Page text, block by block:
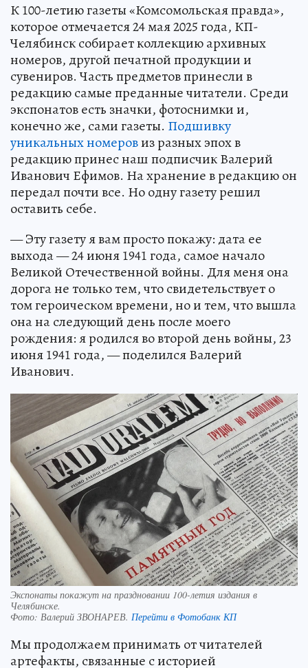
К 100-летию газеты «Комсомольская правда»,
которое отмечается 24 мая 2025 года, КП-
Челябинск собирает коллекцию архивных
номеров, другой печатной продукции и
сувениров. Часть предметов принесли в
редакцию самые преданные читатели. Среди
экспонатов есть значки, фотоснимки и,
конечно же, сами газеты. Подшивку
уникальных номеровиз разных эпох в
редакцию принес наш подписчик Валерий
Иванович Ефимов. На хранение в редакцию он
передал почти все. Но одну газету решил
оставить себе.
— Эту газету я вам просто покажу: дата ее
выхода — 24 июня 1941 года, самое начало
Великой Отечественной войны. Для меня она
дорога не только тем, что свидетельствует о
том героическом времени, но и тем, что вышла
она на следующий день после моего
рождения: я родился во второй день войны, 23
июня 1941 года, — поделился Валерий
Иванович.
Экспонаты покажут на праздновании 100-летия издания в
Челябинске.
Фото: Валерий ЗВОНАРЕВ. Перейти в Фотобанк КП
Мы продолжаем принимать от читателей
артефакты, связанные с историей